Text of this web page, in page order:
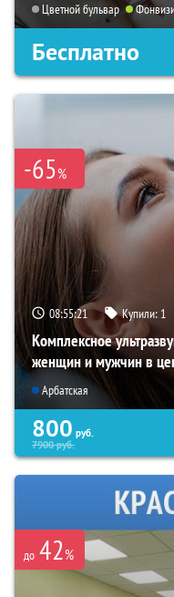
Цветной бульвар
Бесплатно
-65%
08:55:20 Купили: 1
Комплексное
женщин и мужчин в
Арбатская
800 руб.
7900руб.
до 42%